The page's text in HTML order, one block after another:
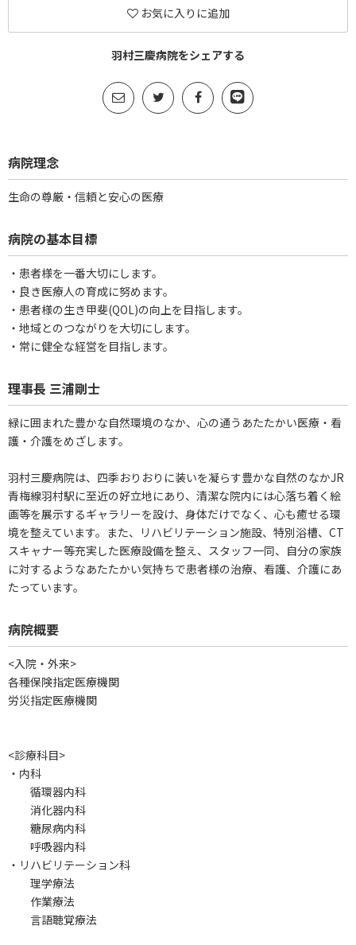
お気に入りに追加
羽村三慶病院をシェアする
病院理念
生命の尊厳・信頼と安心の医療
病院の基本目標
・患者様を一番大切にします。
・良き医療人の育成に努めます。
・患者様の生き甲斐(QOL)の向上を目指します。
・地域とのつながりを大切にします。
・常に健全な経営を目指します。
理事長 三浦剛士
緑に囲まれた豊かな自然環境のなか、心の通うあたたかい医療・看
護・介護をめざします。
羽村三慶病院は、四季おりおりに装いを凝らす豊かな自然のなかJR
青梅線羽村駅に至近の好立地にあり、清潔な院内には心落ち着く絵
画等を展示するギャラリーを設け、身体だけでなく、心も癒せる環
境を整えています。また、リハビリテーション施設、特別浴槽、CT
スキャナー等充実した医療設備を整え、スタッフ一同、自分の家族
に対するようなあたたかい気持ちで患者様の治療、看護、介護にあ
たっています。
病院概要
<入院・外来>
各種保険指定医療機関
労災指定医療機関
<診療科目>
・内科
循環器内科
消化器内科
糖尿病内科
呼吸器内科
・リハビリテーション科
理学療法
作業療法
言語聴覚療法